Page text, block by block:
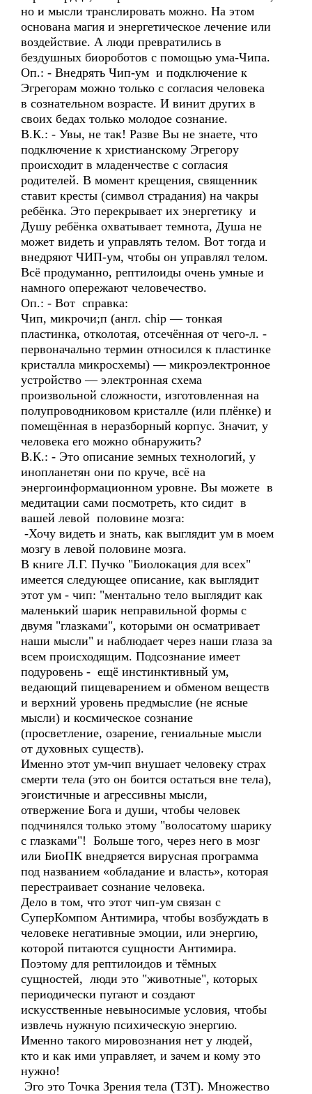
но и мысли транслировать можно. На этом
основана магия и энергетическое лечение или
воздействие. А люди превратились в
бездушных биороботов с помощью ума-Чипа.
Оп.: - Внедрять Чип-ум и подключение к
Эгрегорам можно только с согласия человека
в сознательном возрасте. И винит других в
своих бедах только молодое сознание.
В.К.: - Увы, не так! Разве Вы не знаете, что
подключение к христианскому Эгрегору
происходит в младенчестве с согласия
родителей. В момент крещения, священник
ставит кресты (символ страдания) на чакры
ребёнка. Это перекрывает их энергетику и
Душу ребёнка охватывает темнота, Душа не
может видеть и управлять телом. Вот тогда и
внедряют ЧИП-ум, чтобы он управлял телом.
Всё продуманно, рептилоиды очень умные и
намного опережают человечество.
Оп.: - Вот справка:
Чип, микрочи;п (англ. chip — тонкая
пластинка, отколотая, отсечённая от чего-л. -
первоначально термин относился к пластинке
кристалла микросхемы) — микроэлектронное
устройство — электронная схема
произвольной сложности, изготовленная на
полупроводниковом кристалле (или плёнке) и
помещённая в неразборный корпус. Значит, у
человека его можно обнаружить?
В.К.: - Это описание земных технологий, у
инопланетян они по круче, всё на
энергоинформационном уровне. Вы можете в
медитации сами посмотреть, кто сидит в
вашей левой половине мозга:
-Хочу видеть и знать, как выглядит ум в моем
мозгу в левой половине мозга.
В книге Л.Г. Пучко "Биолокация для всех"
имеется следующее описание, как выглядит
этот ум - чип: "ментально тело выглядит как
маленький шарик неправильной формы с
двумя "глазками", которыми он осматривает
наши мысли" и наблюдает через наши глаза за
всем происходящим. Подсознание имеет
подуровень - ещё инстинктивный ум,
ведающий пищеварением и обменом веществ
и верхний уровень предмыслие (не ясные
мысли) и космическое сознание
(просветление, озарение, гениальные мысли
от духовных существ).
Именно этот ум-чип внушает человеку страх
смерти тела (это он боится остаться вне тела),
эгоистичные и агрессивны мысли,
отвержение Бога и души, чтобы человек
подчинялся только этому "волосатому шарику
с глазками"! Больше того, через него в мозг
или БиоПК внедряется вирусная программа
под названием «обладание и власть», которая
перестраивает сознание человека.
Дело в том, что этот чип-ум связан с
СуперКомпом Антимира, чтобы возбуждать в
человеке негативные эмоции, или энергию,
которой питаются сущности Антимира.
Поэтому для рептилоидов и тёмных
сущностей, люди это "животные", которых
периодически пугают и создают
искусственные невыносимые условия, чтобы
извлечь нужную психическую энергию.
Именно такого мировознания нет у людей,
кто и как ими управляет, и зачем и кому это
нужно!
Эго это Точка Зрения тела (ТЗТ). Множество